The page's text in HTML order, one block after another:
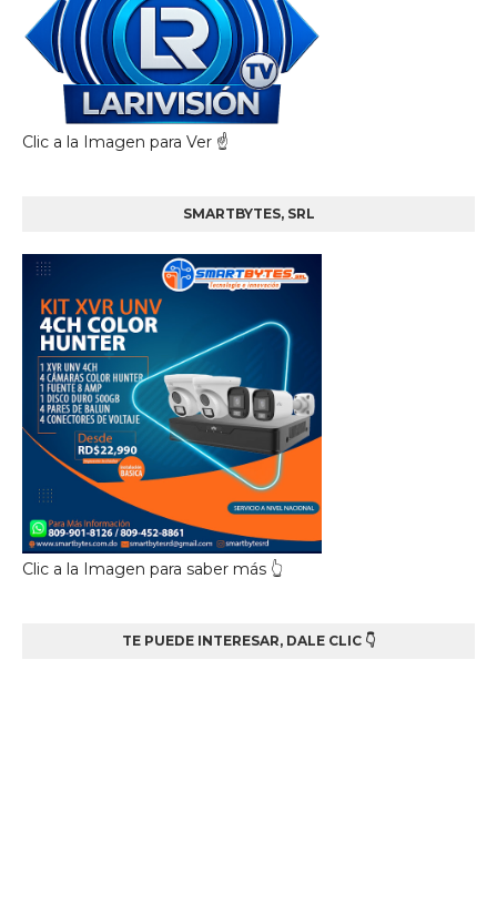
Clic a la Imagen para Ver ☝️
SMARTBYTES, SRL
Clic a la Imagen para saber más 👆
TE PUEDE INTERESAR, DALE CLIC 👇